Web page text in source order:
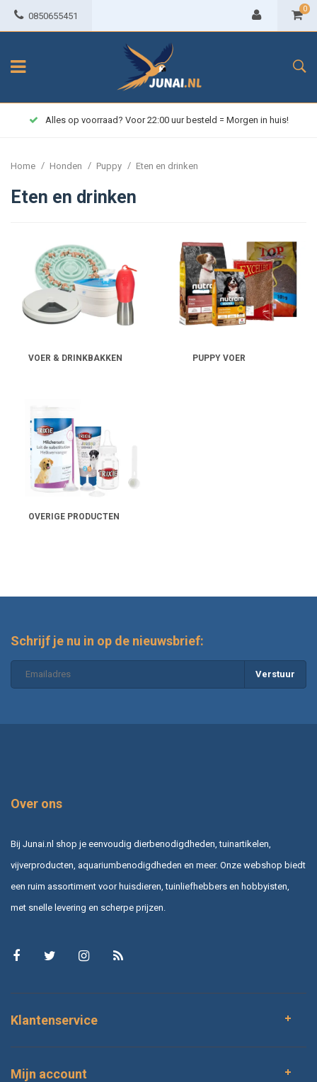
0850655451
0
Alles op voorraad? Voor 22:00 uur besteld = Morgen in huis!
Home / Honden / Puppy / Eten en drinken
Eten en drinken
VOER & DRINKBAKKEN PUPPY VOER
OVERIGE PRODUCTEN
Schrijf je nu in op de nieuwsbrief:
Verstuur
Over ons
Bij Junai.nl shop je eenvoudig dierbenodigdheden, tuinartikelen,
vijverproducten, aquariumbenodigdheden en meer. Onze webshop biedt
een ruim assortiment voor huisdieren, tuinliefhebbers en hobbyisten,
met snelle levering en scherpe prijzen.
Klantenservice
Mijn account